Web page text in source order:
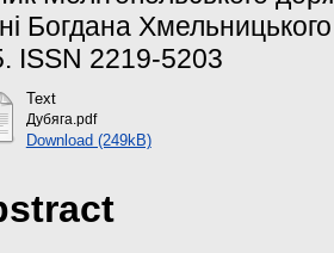
Богдана
ISSN 2219-5203
Text
Дубяга.pdf
Download (249kB)